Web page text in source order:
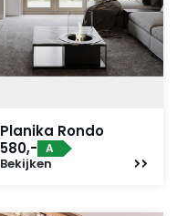
Planika Rondo
580,- A
Bekijken